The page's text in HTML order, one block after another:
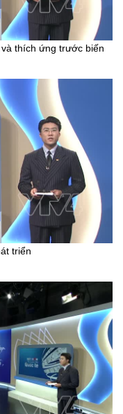
thích ứng trước biến
triển